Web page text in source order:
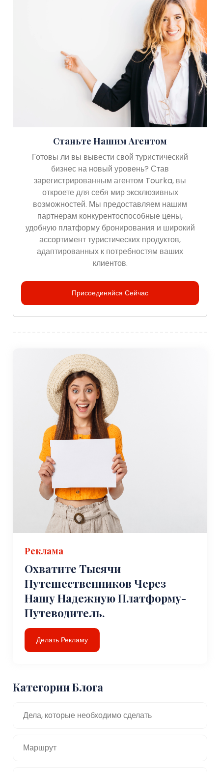
Станьте Нашим Агентом
Готовы ли вы вывести свой туристический
бизнес на новый уровень? Став
зарегистрированным агентом Tourka, вы
откроете для себя мир эксклюзивных
возможностей. Мы предоставляем нашим
партнерам конкурентоспособные цены,
удобную платформу бронирования и широкий
ассортимент туристических продуктов,
адаптированных к потребностям ваших
клиентов.
Присоединяйся Сейчас
Реклама
Охватите Тысячи
Путешественников Через
Нашу Надежную Платформу-
Путеводитель.
Делать Рекламу
Категории Блога
Дела, которые необходимо сделать
Маршрут